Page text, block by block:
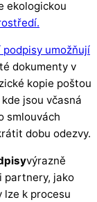
ekologickou
umožňují
dokumenty v
kopie poštou
jsou včasná
smlouvách
dobu odezvy.
výrazně
partnery, jako
lze k procesu